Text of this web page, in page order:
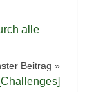
alle
Beitrag